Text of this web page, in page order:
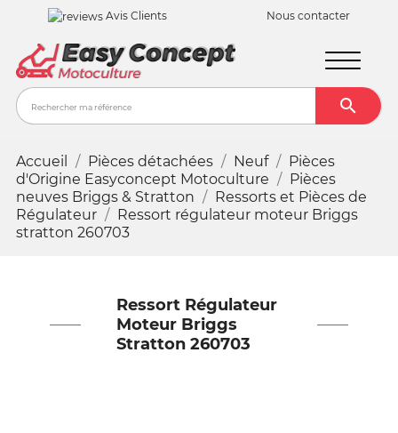
Avis Clients Nous contacter

Accueil Pièces détachées Neuf
Pièces
d'Origine Easyconcept Motoculture
Pièces
neuves Briggs & Stratton
Ressorts et Pièces de
Régulateur
Ressort régulateur moteur Briggs
stratton 260703
Ressort Régulateur
Moteur Briggs
Stratton 260703